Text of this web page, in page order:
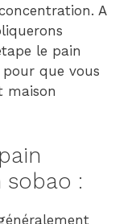
A
le pain
que vous
maison
sobao :